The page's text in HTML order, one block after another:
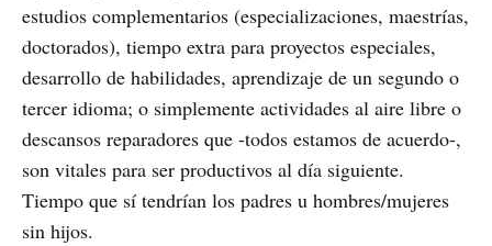
estudios complementarios (especializaciones, maestrías,
doctorados), tiempo extra para proyectos especiales,
desarrollo de habilidades, aprendizaje de un segundo o
tercer idioma; o simplemente actividades al aire libre o
descansos reparadores que -todos estamos de acuerdo-,
son vitales para ser productivos al día siguiente.
Tiempo que sí tendrían los padres u hombres/mujeres
sin hijos.